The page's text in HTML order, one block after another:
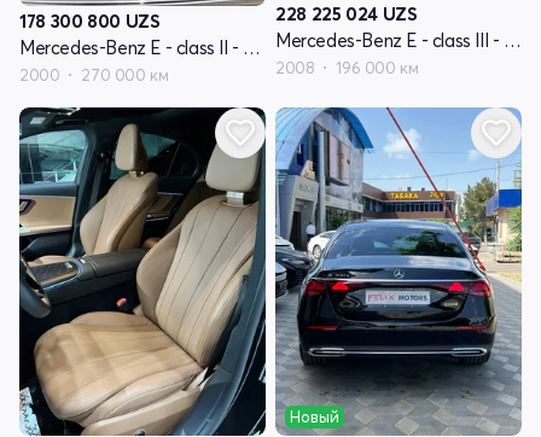
178 300 800 UZS
Mercedes-Benz E - class II - поколение W210 рестайлинг
2000 270 000 км
228 225 024 UZS
Mercedes-Benz E - class III - поколение W211 рестайлинг
2008 196 000 км
Новый